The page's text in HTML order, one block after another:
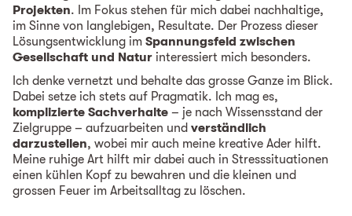
Projekten. Im Fokus stehen für mich dabei nachhaltige,
im Sinne von langlebigen, Resultate. Der Prozess dieser
Lösungsentwicklung im Spannungsfeld zwischen
Gesellschaft und Natur interessiert mich besonders.
Ich denke vernetzt und behalte das grosse Ganze im Blick.
Dabei setze ich stets auf Pragmatik. Ich mag es,
komplizierte Sachverhalte – je nach Wissensstand der
Zielgruppe – aufzuarbeiten und verständlich
darzustellen, wobei mir auch meine kreative Ader hilft.
Meine ruhige Art hilft mir dabei auch in Stresssituationen
einen kühlen Kopf zu bewahren und die kleinen und
grossen Feuer im Arbeitsalltag zu löschen.